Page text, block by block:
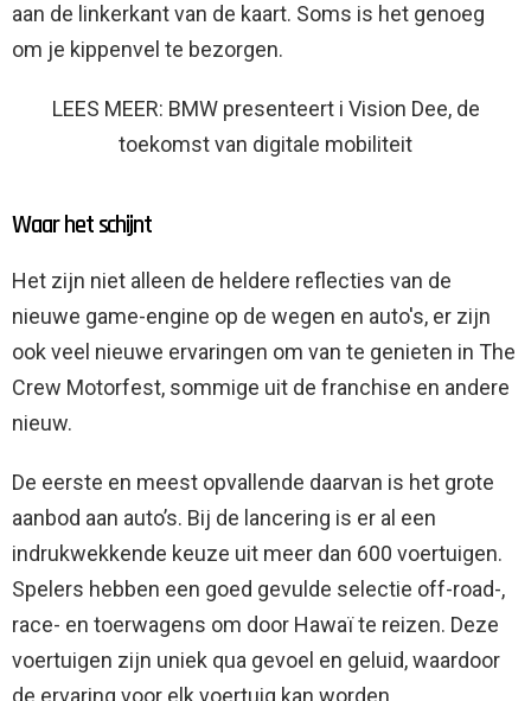
aan de linkerkant van de kaart. Soms is het genoeg
om je kippenvel te bezorgen.
LEES MEER: BMW presenteert i Vision Dee, de
toekomst van digitale mobiliteit
Waar het schijnt
Het zijn niet alleen de heldere reflecties van de
nieuwe game-engine op de wegen en auto's, er zijn
ook veel nieuwe ervaringen om van te genieten in The
Crew Motorfest, sommige uit de franchise en andere
nieuw.
De eerste en meest opvallende daarvan is het grote
aanbod aan auto’s. Bij de lancering is er al een
indrukwekkende keuze uit meer dan 600 voertuigen.
Spelers hebben een goed gevulde selectie off-road-,
race- en toerwagens om door Hawaï te reizen. Deze
voertuigen zijn uniek qua gevoel en geluid, waardoor
de ervaring voor elk voertuig kan worden